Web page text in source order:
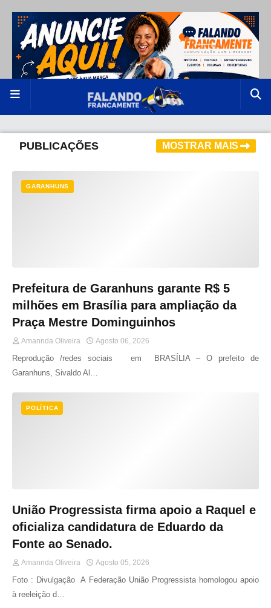
PUBLICAÇÕES MOSTRAR MAIS
GARANHUNS
Prefeitura de Garanhuns garante R$ 5
milhões em Brasília para ampliação da
Praça Mestre Dominguinhos
Amannda Oliveira Agosto 06, 2026
Reprodução /redes sociais em BRASÍLIA – O prefeito de
Garanhuns, Sivaldo Al…
POLÍTICA
União Progressista firma apoio a Raquel e
oficializa candidatura de Eduardo da
Fonte ao Senado.
Amannda Oliveira Agosto 05, 2026
Foto : Divulgação A Federação União Progressista homologou apoio
à reeleição d…